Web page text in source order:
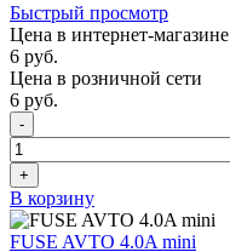
Быстрый просмотр
Цена в интернет-магазине
6 руб.
Цена в розничной сети
6 руб.
-
+
В корзину
FUSE AVTO 4.0A mini